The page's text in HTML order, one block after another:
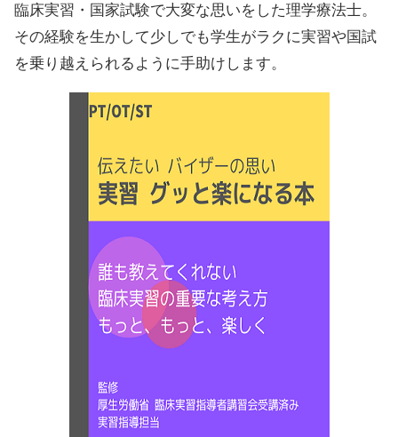
臨床実習・国家試験で大変な思いをした理学療法士。
その経験を生かして少しでも学生がラクに実習や国試
を乗り越えられるように手助けします。